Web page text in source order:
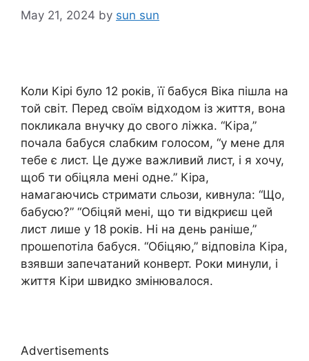
May 21, 2024 by sun sun
Коли Кірі було 12 років, її бабуся Віка пішла на
той світ. Перед своїм відходом із життя, вона
покликала внучку до свого ліжка. “Кіра,”
почала бабуся слабким голосом, “у мене для
тебе є лист. Це дуже важливий лист, і я хочу,
щоб ти обіцяла мені одне.” Кіра,
намагаючись стримати сльози, кивнула: “Що,
бабусю?” “Обіцяй мені, що ти відкриєш цей
лист лише у 18 років. Ні на день раніше,”
прошепотіла бабуся. “Обіцяю,” відповіла Кіра,
взявши запечатаний конверт. Роки минули, і
життя Кіри швидко змінювалося.
Advertisements